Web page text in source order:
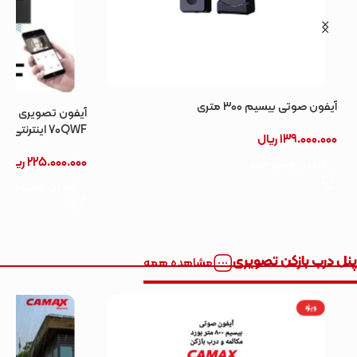
آیفون تصویری هوشمند “7 کامکثWIFI مدل
پنل درب بازکن تصویری مشاهده همه
ویژه